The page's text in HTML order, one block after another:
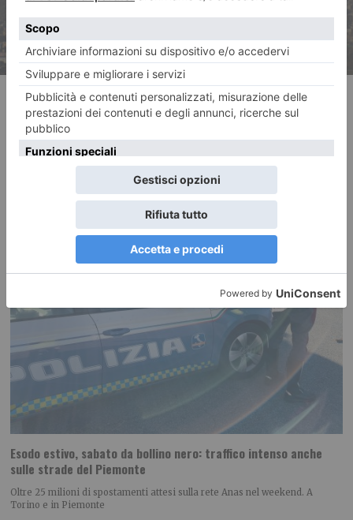
RECENTI:
Esodo estivo, sabato da bollino nero: traffico intenso anche
sulle strade del Piemonte
Oltre 25 milioni di spostamenti attesi sulla rete Anas nel weekend. A
Torino e in Piemonte